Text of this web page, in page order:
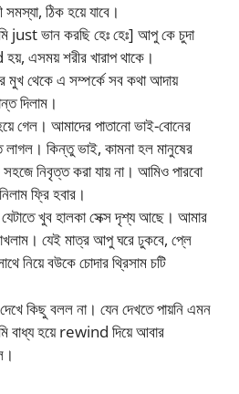
ঠিক হয়ে যাবে।
just ভান করছি হেঃ হেঃ] আপু কে চুদা
এসময় শরীর খারাপ থাকে।
মুখ থেকে এ সম্পর্কে সব কথা আদায়
দিলাম।
গেল। আমাদের পাতানো ভাই-বোনের
কিন্তু ভাই, কামনা হল মানুষের
নিবৃত্ত করা যায় না। আমিও পারবো
ফ্রি হবার।
খুব হালকা সেক্স দৃশ্য আছে। আমার
যেই মাত্র আপু ঘরে ঢুকবে, প্লে
নিয়ে বউকে চোদার থ্রিসাম চটি
কিছু বলল না। যেন দেখতে পায়নি এমন
বাধ্য হয়ে rewind দিয়ে আবার